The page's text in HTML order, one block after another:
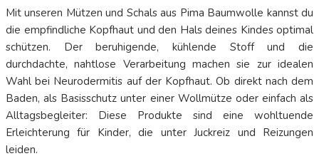
Mit unseren Mützen und Schals aus Pima Baumwolle kannst du
die empfindliche Kopfhaut und den Hals deines Kindes optimal
schützen. Der beruhigende, kühlende Stoff und die
durchdachte, nahtlose Verarbeitung machen sie zur idealen
Wahl bei Neurodermitis auf der Kopfhaut. Ob direkt nach dem
Baden, als Basisschutz unter einer Wollmütze oder einfach als
Alltagsbegleiter: Diese Produkte sind eine wohltuende
Erleichterung für Kinder, die unter Juckreiz und Reizungen
leiden.